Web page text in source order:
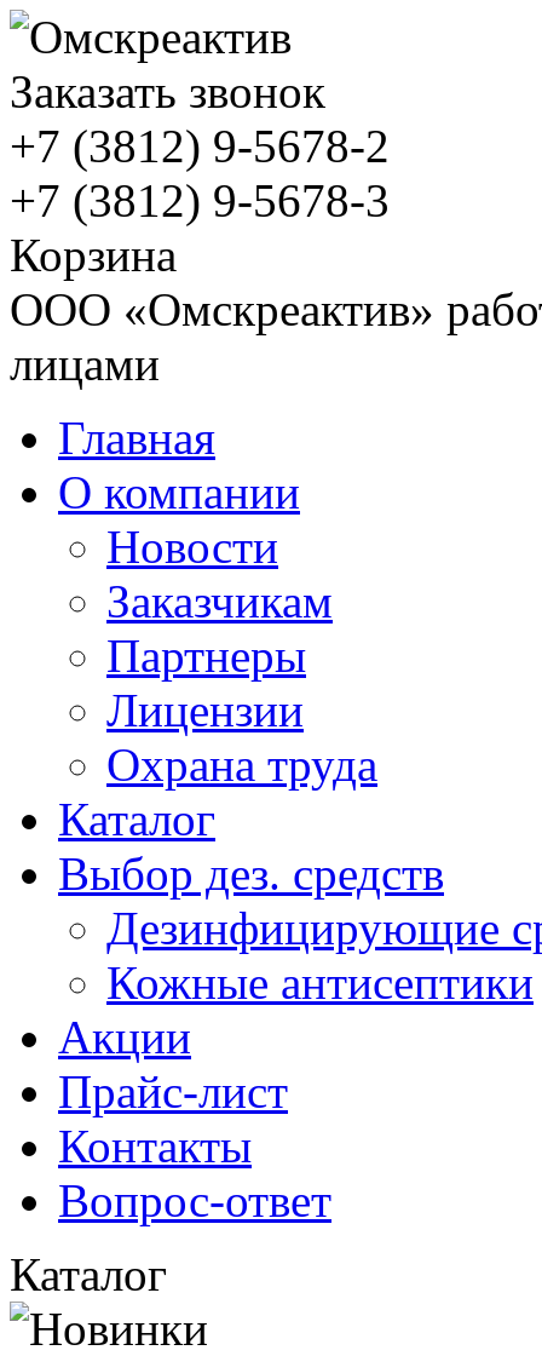
Заказать звонок
+7 (3812) 9-5678-2
+7 (3812) 9-5678-3
Корзина
ООО «Омскреактив»
лицами
Главная
О компании
Новости
Заказчикам
Партнеры
Лицензии
Охрана труда
Каталог
Выбор дез. средств
Дезинфицирующие
Кожные антисептики
Акции
Прайс-лист
Контакты
Вопрос-ответ
Каталог